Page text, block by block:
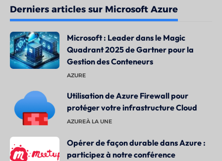
Derniers articles sur Microsoft Azure
Microsoft : Leader dans le Magic
Quadrant 2025 de Gartner pour la
Gestion des Conteneurs
AZURE
Utilisation de Azure Firewall pour
protéger votre infrastructure Cloud
AZUREÀ LA UNE
Opérer de façon durable dans Azure :
participez à notre conférence